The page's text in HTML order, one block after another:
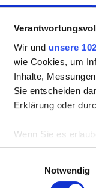
Wir und unsere
wie Cookies, um
Inhalte,
Sie entscheiden
Erklärung oder
Wenn Sie es
Ihr Gerät
Erfahren Sie
Notwendig
Hessen,
wegen des
doch
verlängern.
Fälle bereits im
mehrere
Und was hat
sich durch
den Lockdown